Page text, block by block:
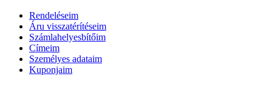
Rendeléseim
Áru visszatérítéseim
Számlahelyesbítőim
Címeim
Személyes adataim
Kuponjaim